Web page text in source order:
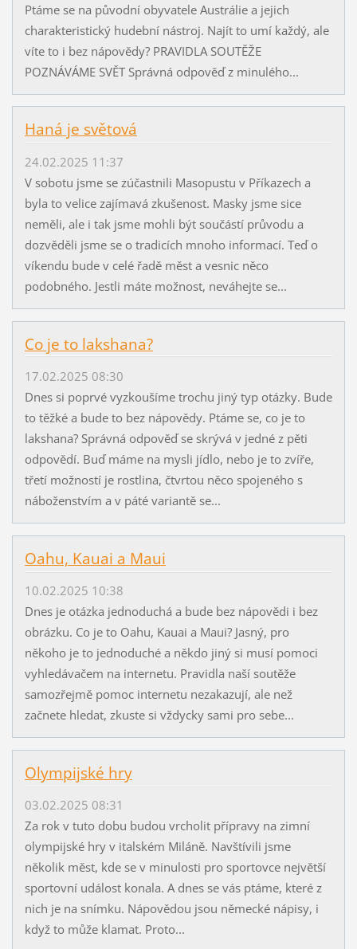
Ptáme se na původní obyvatele Austrálie a jejich
charakteristický hudební nástroj. Najít to umí každý, ale
víte to i bez nápovědy? PRAVIDLA SOUTĚŽE
POZNÁVÁME SVĚT Správná odpověď z minulého...
Haná je světová
24.02.2025 11:37
V sobotu jsme se zúčastnili Masopustu v Příkazech a
byla to velice zajímavá zkušenost. Masky jsme sice
neměli, ale i tak jsme mohli být součástí průvodu a
dozvěděli jsme se o tradicích mnoho informací. Teď o
víkendu bude v celé řadě měst a vesnic něco
podobného. Jestli máte možnost, neváhejte se...
Co je to lakshana?
17.02.2025 08:30
Dnes si poprvé vyzkoušíme trochu jiný typ otázky. Bude
to těžké a bude to bez nápovědy. Ptáme se, co je to
lakshana? Správná odpověď se skrývá v jedné z pěti
odpovědí. Buď máme na mysli jídlo, nebo je to zvíře,
třetí možností je rostlina, čtvrtou něco spojeného s
náboženstvím a v páté variantě se...
Oahu, Kauai a Maui
10.02.2025 10:38
Dnes je otázka jednoduchá a bude bez nápovědi i bez
obrázku. Co je to Oahu, Kauai a Maui? Jasný, pro
někoho je to jednoduché a někdo jiný si musí pomoci
vyhledávačem na internetu. Pravidla naší soutěže
samozřejmě pomoc internetu nezakazují, ale než
začnete hledat, zkuste si vždycky sami pro sebe...
Olympijské hry
03.02.2025 08:31
Za rok v tuto dobu budou vrcholit přípravy na zimní
olympijské hry v italském Miláně. Navštívili jsme
několik měst, kde se v minulosti pro sportovce největší
sportovní událost konala. A dnes se vás ptáme, které z
nich je na snímku. Nápovědou jsou německé nápisy, i
když to může klamat. Proto...